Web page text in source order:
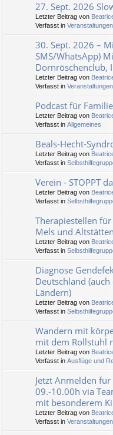
27. Sept. 2026
Letzter Beitrag von
Verfasst in Veranstaltungen
30. Sept. 2026 –
SMS/WhatsApp)
Dornröschenclub,
Letzter Beitrag von
Verfasst in Veranstaltungen
Podcast für
Letzter Beitrag von
Verfasst in Allgemeines
Beals-Hecht-
Letzter Beitrag von
Verfasst in
Verein - STOPPT
Letzter Beitrag von
Verfasst in
Therapiestellen für
Mels und
Letzter Beitrag von
Verfasst in
Diagnose
Deutschland
Ländern)
Letzter Beitrag von
Verfasst in
Wandern mit
mit dem Rollstuhl
Letzter Beitrag von
Verfasst in Ausflüge und
Jetzt Anmelden
09.-10.00h via
mit besonderem
Letzter Beitrag von
Verfasst in Veranstaltungen